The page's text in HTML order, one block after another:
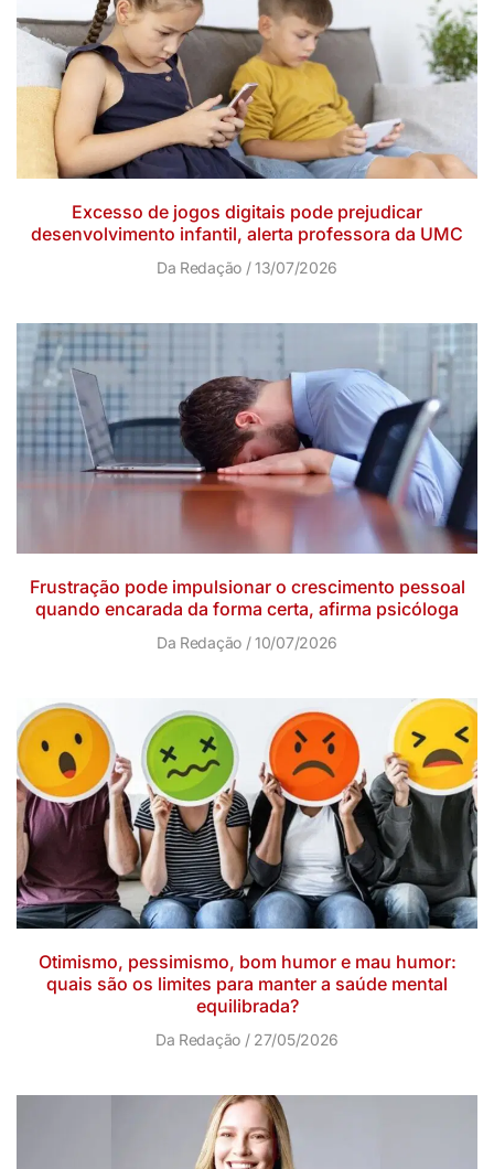
Excesso de jogos digitais pode prejudicar
desenvolvimento infantil, alerta professora da UMC
Da Redação 13/07/2026
Frustração pode impulsionar o crescimento pessoal
quando encarada da forma certa, afirma psicóloga
Da Redação 10/07/2026
Otimismo, pessimismo, bom humor e mau humor:
quais são os limites para manter a saúde mental
equilibrada?
Da Redação 27/05/2026